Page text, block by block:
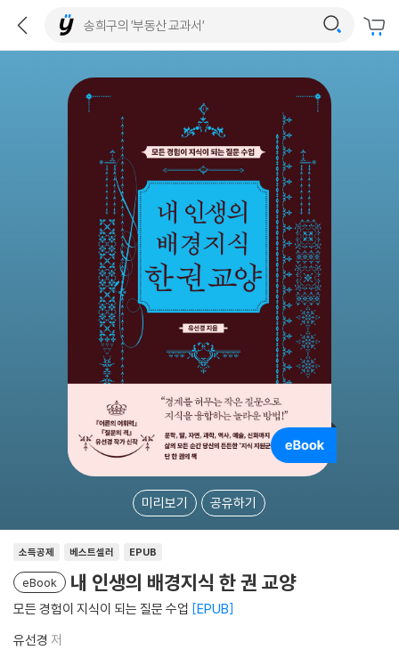
미리보기 공유하기
소득공제 베스트셀러 EPUB
eBook 내 인생의 배경지식 한 권 교양
모든 경험이 지식이 되는 질문 수업 EPUB
유선경 저